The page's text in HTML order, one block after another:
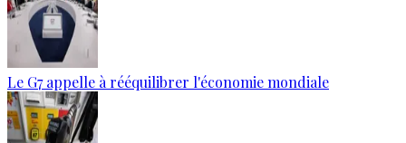
Le G7 appelle à rééquilibrer l'économie mondiale